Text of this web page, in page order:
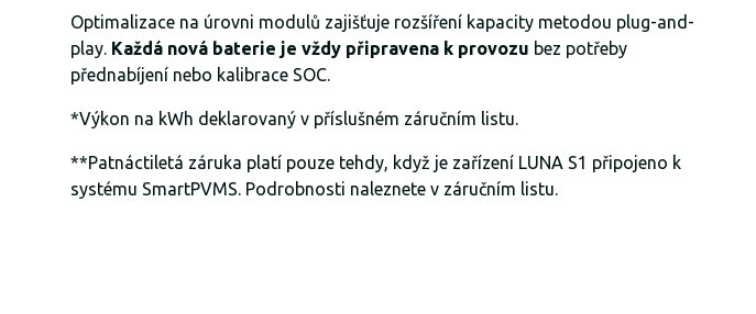
Optimalizace na úrovni modulů zajišťuje rozšíření kapacity metodou plug-and-
play. Každá nová baterie je vždy připravena k provozu bez potřeby
přednabíjení nebo kalibrace SOC.
*Výkon na kWh deklarovaný v příslušném záručním listu.
**Patnáctiletá záruka platí pouze tehdy, když je zařízení LUNA S1 připojeno k
systému SmartPVMS. Podrobnosti naleznete v záručním listu.